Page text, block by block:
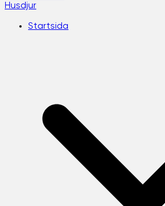
Husdjur
Startsida